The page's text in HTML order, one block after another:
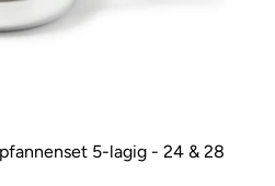
5-lagig - 24 & 28